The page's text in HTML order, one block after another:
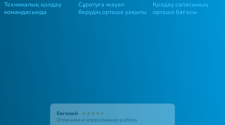
Техникалық қолдау
командасында
Сұратуға жауап
берудің орташа уақыты
Қолдау сапасының
орташа бағасы
Ирина ★★★ ★ ★
Евгений ★★ ★ ★★
Максим ★★★★★
Отличная работа и среагировали быстро